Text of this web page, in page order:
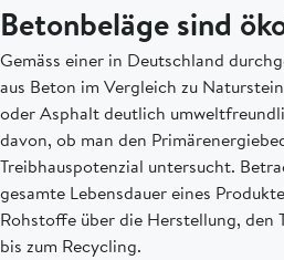
Betonbeläge sind
Gemäss einer in Deutschland
aus Beton im Vergleich zu
oder Asphalt deutlich
davon, ob man den
Treibhauspotenzial untersucht.
gesamte Lebensdauer eines
Rohstoffe über die Herstellung, den
bis zum Recycling.